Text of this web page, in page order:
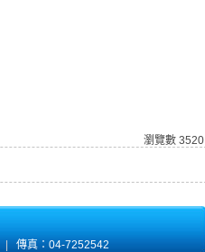
瀏覽數 3520
傳真：04-7252542